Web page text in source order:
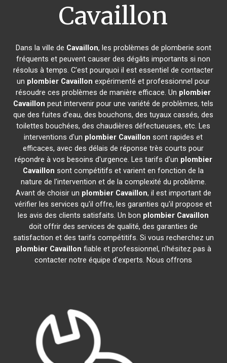
Cavaillon
Dans la ville de Cavaillon, les problèmes de plomberie sont
fréquents et peuvent causer des dégâts importants si non
résolus à temps. C'est pourquoi il est essentiel de contacter
un plombier Cavaillon expérimenté et professionnel pour
résoudre ces problèmes de manière efficace. Un plombier
Cavaillon peut intervenir pour une variété de problèmes, tels
que des fuites d'eau, des bouchons, des tuyaux cassés, des
toilettes bouchées, des chaudières défectueuses, etc. Les
interventions d'un plombier Cavaillon sont rapides et
efficaces, avec des délais de réponse très courts pour
répondre à vos besoins d'urgence. Les tarifs d'un plombier
Cavaillon sont compétitifs et varient en fonction de la
nature de l'intervention et de la complexité du problème.
Avant de choisir un plombier Cavaillon, il est important de
vérifier les services qu'il offre, les garanties qu'il propose et
les avis des clients satisfaits. Un bon plombier Cavaillon
doit offrir des services de qualité, des garanties de
satisfaction et des tarifs compétitifs. Si vous recherchez un
plombier Cavaillon fiable et professionnel, n'hésitez pas à
contacter notre équipe d'experts. Nous offrons